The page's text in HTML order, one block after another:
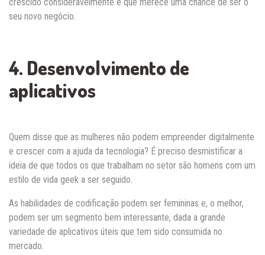
crescido consideravelmente e que merece uma chance de ser o
seu novo negócio.
4. Desenvolvimento de
aplicativos
Quem disse que as mulheres não podem empreender digitalmente
e crescer com a ajuda da tecnologia? É preciso desmistificar a
ideia de que todos os que trabalham no setor são homens com um
estilo de vida geek a ser seguido.
As habilidades de codificação podem ser femininas e, o melhor,
podem ser um segmento bem interessante, dada a grande
variedade de aplicativos úteis que tem sido consumida no
mercado.